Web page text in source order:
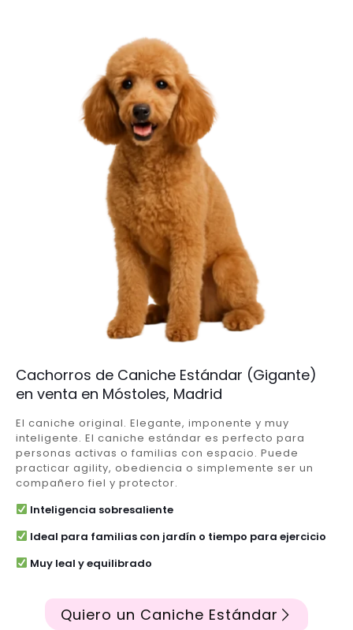
Cachorros de Caniche Estándar (Gigante)
en venta en Móstoles, Madrid
El caniche original. Elegante, imponente y muy
inteligente. El caniche estándar es perfecto para
personas activas o familias con espacio. Puede
practicar agility, obediencia o simplemente ser un
compañero fiel y protector.
Inteligencia sobresaliente
Ideal para familias con jardín o tiempo para ejercicio
Muy leal y equilibrado
Quiero un Caniche Estándar